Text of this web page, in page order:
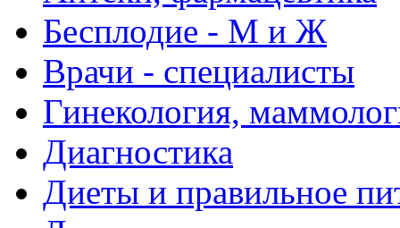
Бесплодие - М и Ж
Врачи - специалисты
Гинекология,
Диагностика
Диеты и правильное